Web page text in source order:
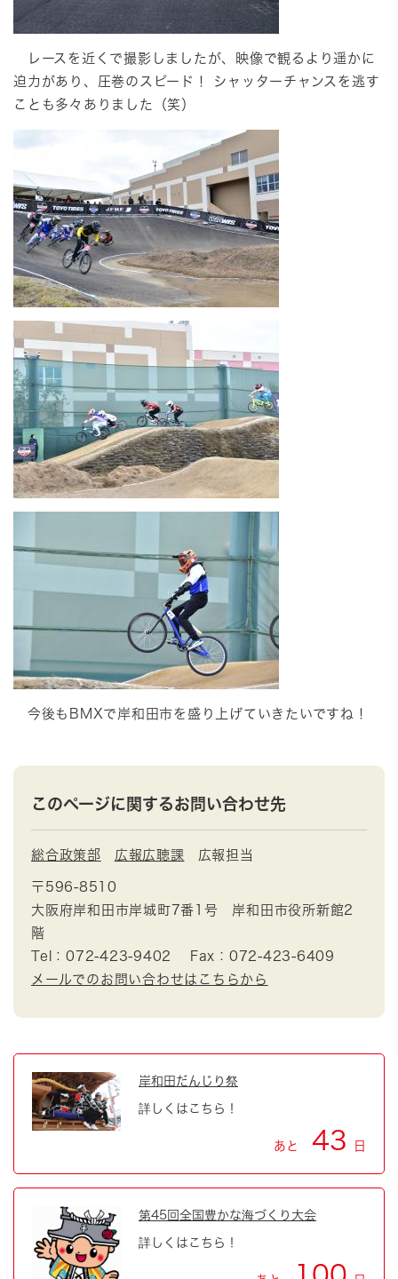
レースを近くで撮影しましたが、映像で観るより遥かに
迫力があり、圧巻のスピード！ シャッターチャンスを逃す
ことも多々ありました（笑）
今後もBMXで岸和田市を盛り上げていきたいですね！
このページに関するお問い合わせ先
総合政策部 広報広聴課 広報担当
〒596-8510
大阪府岸和田市岸城町7番1号 岸和田市役所新館2
階
Tel：072-423-9402
Fax：072-423-6409
メールでのお問い合わせはこちらから
岸和田だんじり祭
詳しくはこちら！
あと 43 日
第45回全国豊かな海づくり大会
詳しくはこちら！